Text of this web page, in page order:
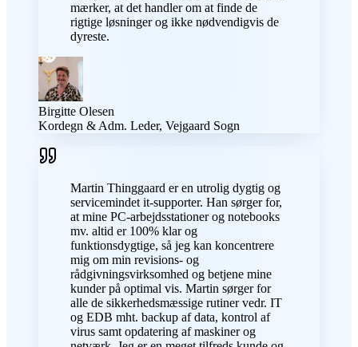
mærker, at det handler om at finde de
rigtige løsninger og ikke nødvendigvis de
dyreste.
Birgitte Olesen
Kordegn & Adm. Leder, Vejgaard Sogn
Martin Thinggaard er en utrolig dygtig og
servicemindet it-supporter. Han sørger for,
at mine PC-arbejdsstationer og notebooks
mv. altid er 100% klar og
funktionsdygtige, så jeg kan koncentrere
mig om min revisions- og
rådgivningsvirksomhed og betjene mine
kunder på optimal vis. Martin sørger for
alle de sikkerhedsmæssige rutiner vedr. IT
og EDB mht. backup af data, kontrol af
virus samt opdatering af maskiner og